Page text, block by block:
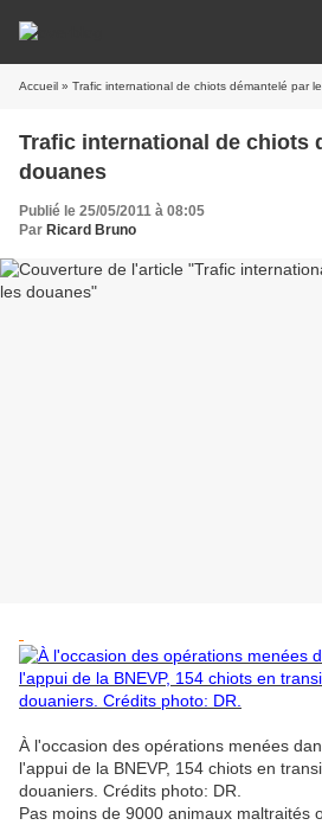
Accueil » Trafic international de chiots démantelé par
Trafic international de chiots
douanes
Publié le 25/05/2011 à 08:05
Par Ricard Bruno
À l'occasion des opérations menées
l'appui de la BNEVP, 154 chiots en
douaniers. Crédits photo: DR.
Pas moins de 9000 animaux maltraités